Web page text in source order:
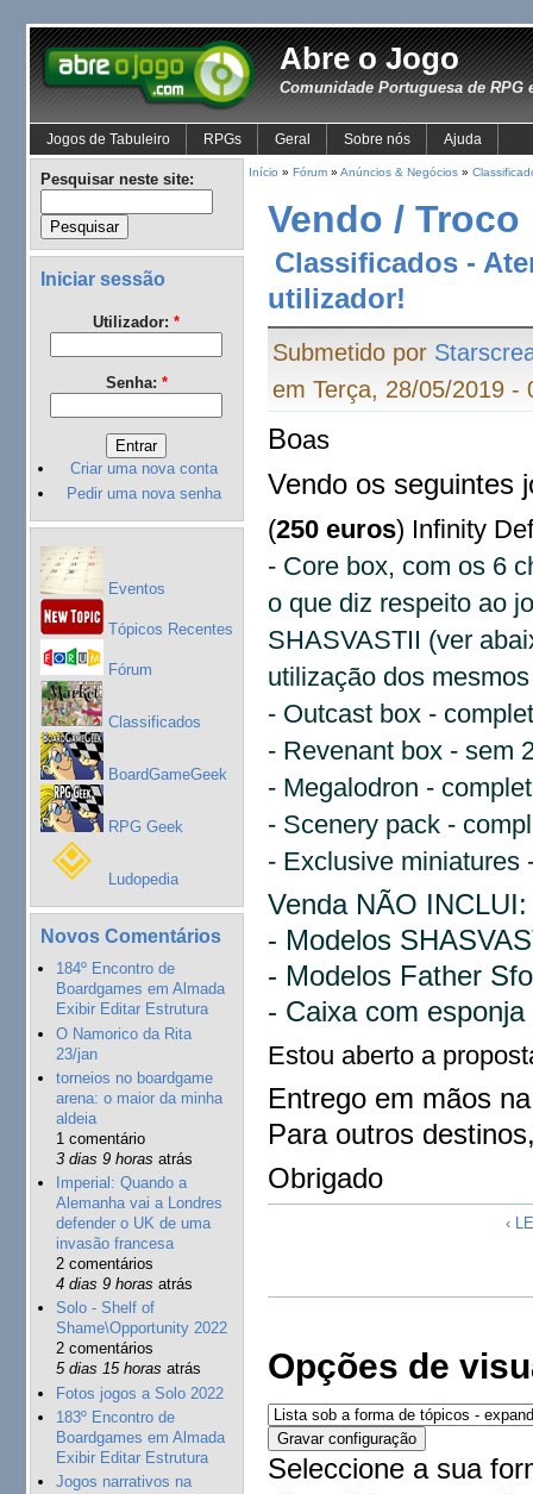
Abre o Jogo
Comunidade Portuguesa de RPG
Jogos de Tabuleiro RPGs Geral Sobre nós Ajuda
Pesquisar neste site:
Iniciar sessão
Utilizador: *
Senha: *
Criar uma nova conta
Pedir uma nova senha
Eventos
Tópicos Recentes
Fórum
Classificados
BoardGameGeek
RPG Geek
Ludopedia
Novos Comentários
184º Encontro de
Boardgames em Almada
Exibir Editar Estrutura
O Namorico da Rita
23/jan
torneios no boardgame
arena: o maior da minha
aldeia
1 comentário
3 dias 9 horas atrás
Imperial: Quando a
Alemanha vai a Londres
defender o UK de uma
invasão francesa
2 comentários
4 dias 9 horas atrás
Solo - Shelf of
Shame\Opportunity 2022
2 comentários
5 dias 15 horas atrás
Fotos jogos a Solo 2022
183º Encontro de
Boardgames em Almada
Exibir Editar Estrutura
Jogos narrativos na
Início » Fórum» Anúncios & Negócios»
Vendo /
Classificados -
utilizador!
Submetido por
em Terça, 28/05/2019 -
Boas
Vendo os seguintes
(250 euros) Infinity
- Core box, com os 6
o que diz respeito ao
SHASVASTII (ver
utilização dos
- Outcast box -
- Revenant box - sem
- Megalodron -
- Scenery pack -
- Exclusive miniatures
Venda NÃO
- Modelos
- Modelos Father
- Caixa com
Estou aberto a
Entrego em mãos
Para outros
Obrigado
‹
Opções de
Seleccione a sua